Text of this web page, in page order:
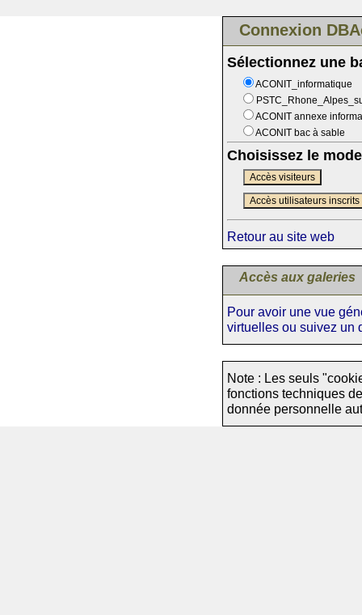
Connexion
Sélectionnez une
ACONIT_informatique
ACONIT annexe
ACONIT bac à sable
Choisissez le
Accès visiteurs
Accès utilisateurs inscrits
Retour au site web
Accès aux galeries
Pour avoir une vue
virtuelles ou suivez un
Note : Les seuls
fonctions techniques
donnée personnelle